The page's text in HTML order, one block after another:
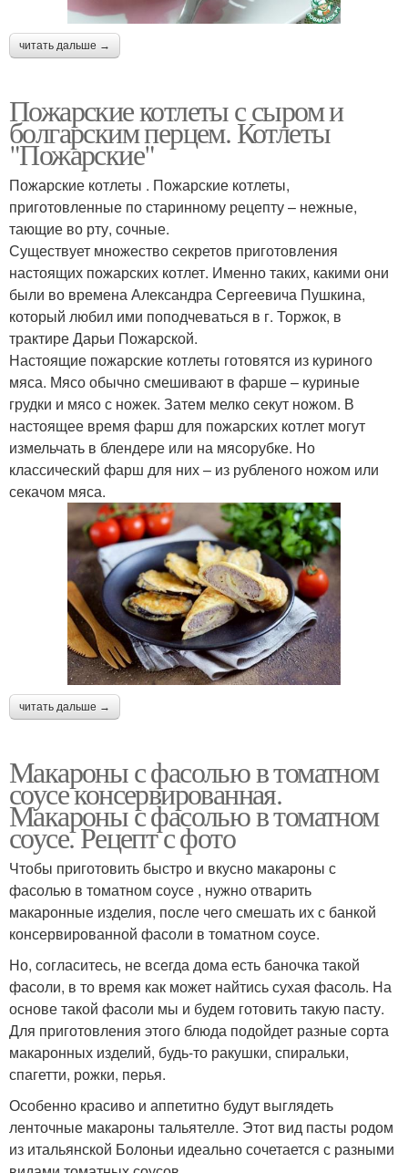
читать дальше →
Пожарские котлеты с сыром и
болгарским перцем. Котлеты
"Пожарские"
Пожарские котлеты . Пожарские котлеты,
приготовленные по старинному рецепту – нежные,
тающие во рту, сочные.
Существует множество секретов приготовления
настоящих пожарских котлет. Именно таких, какими они
были во времена Александра Сергеевича Пушкина,
который любил ими поподчеваться в г. Торжок, в
трактире Дарьи Пожарской.
Настоящие пожарские котлеты готовятся из куриного
мяса. Мясо обычно смешивают в фарше – куриные
грудки и мясо с ножек. Затем мелко секут ножом. В
настоящее время фарш для пожарских котлет могут
измельчать в блендере или на мясорубке. Но
классический фарш для них – из рубленого ножом или
секачом мяса.
читать дальше →
Макароны с фасолью в томатном
соусе консервированная.
Макароны с фасолью в томатном
соусе. Рецепт с фото
Чтобы приготовить быстро и вкусно макароны с
фасолью в томатном соусе , нужно отварить
макаронные изделия, после чего смешать их с банкой
консервированной фасоли в томатном соусе.
Но, согласитесь, не всегда дома есть баночка такой
фасоли, в то время как может найтись сухая фасоль. На
основе такой фасоли мы и будем готовить такую пасту.
Для приготовления этого блюда подойдет разные сорта
макаронных изделий, будь-то ракушки, спиральки,
спагетти, рожки, перья.
Особенно красиво и аппетитно будут выглядеть
ленточные макароны тальятелле. Этот вид пасты родом
из итальянской Болоньи идеально сочетается с разными